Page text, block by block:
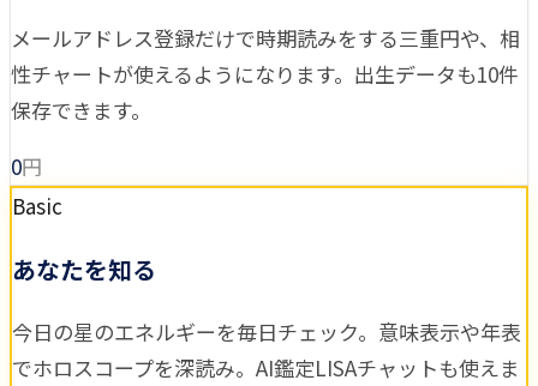
メールアドレス登録だけで時期読みをする三重円や、相
性チャートが使えるようになります。出生データも10件
保存できます。
0円
Basic
あなたを知る
今日の星のエネルギーを毎日チェック。意味表示や年表
でホロスコープを深読み。AI鑑定LISAチャットも使えま